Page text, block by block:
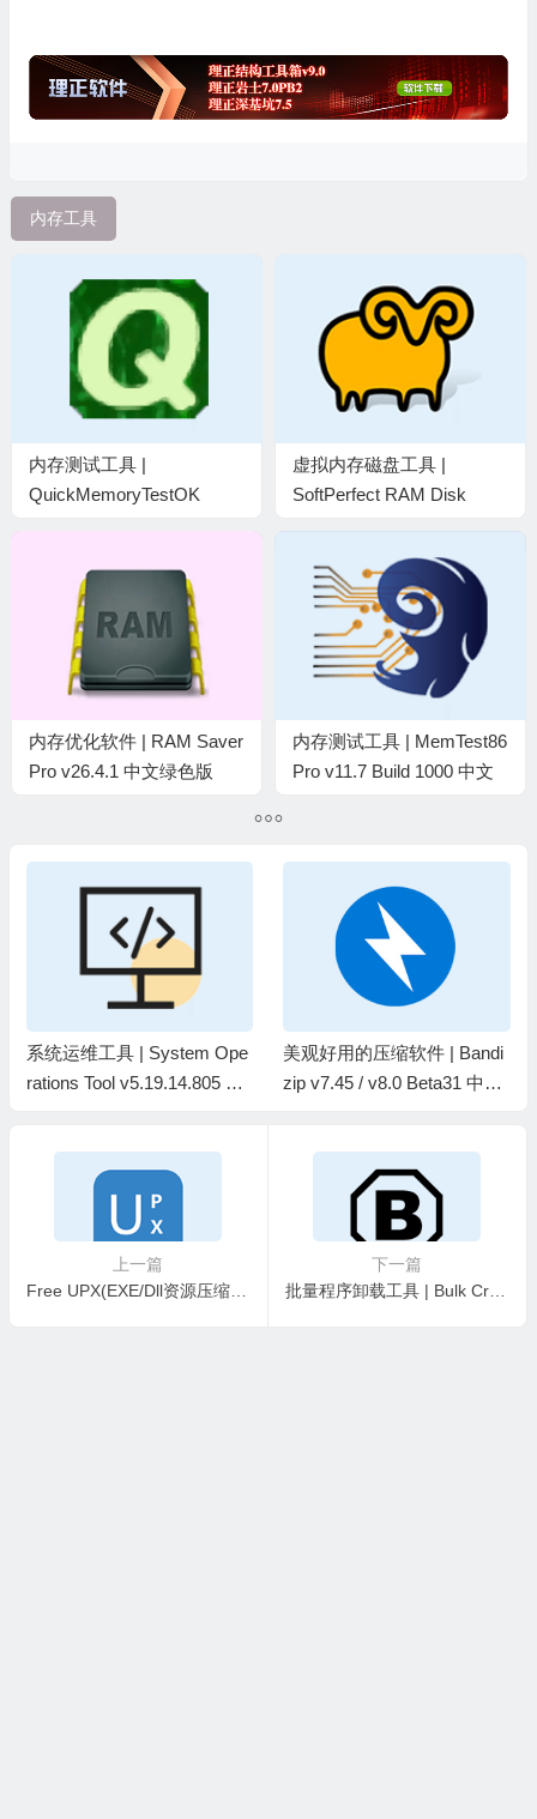
内存工具
内存测试工具 |
QuickMemoryTestOK
虚拟内存磁盘工具 |
SoftPerfect RAM Disk
内存优化软件 | RAM Saver
Pro v26.4.1 中文绿色版
内存测试工具 | MemTest86
Pro v11.7 Build 1000 中文
系统运维工具 | System Ope
rations Tool v5.19.14.805 中
美观好用的压缩软件 | Bandi
zip v7.45 / v8.0 Beta31 中文
上一篇
Free UPX(EXE/Dll资源压缩工具) v3.2 中文绿色版
下一篇
批量程序卸载工具 | Bulk Crap Uninstaller v6.2.0.0 中文破解绿色版